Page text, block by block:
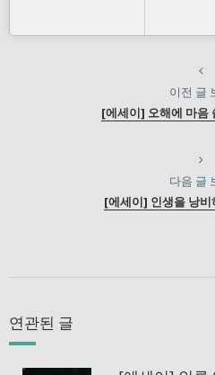
이전 글
[에세이] 오해에 마음
다음 글
[에세이] 인생을 낭비
연관된 글